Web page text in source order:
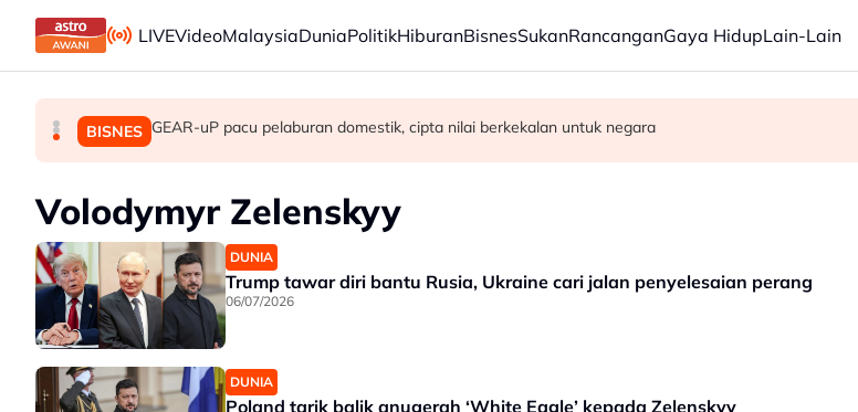
Skip to main content
LIVEVideoMalaysiaDuniaPolitikHiburanBisnesSukanRancanganGaya HidupLain-Lain
MALAYSIA Budi Madani Diesel perkukuh penguatkuasaan, kekang penyelewengan
MALAYSIA Peruntukan EFT Pahang meningkat kepada RM24.57 juta tahun ini - Wan Rosdy
BISNES GEAR-uP pacu pelaburan domestik, cipta nilai berkekalan untuk negara
Volodymyr Zelenskyy
DUNIA
Trump tawar diri bantu Rusia, Ukraine cari jalan penyelesaian perang
06/07/2026
DUNIA
Poland tarik balik anugerah ‘White Eagle’ kepada Zelenskyy